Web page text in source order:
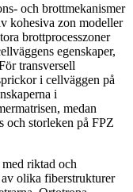
och brottmekanismer
kohesiva zon modeller
brottprocesszoner
egenskaper,
transversell
i cellväggen på
i
medan
och storleken på FPZ
riktad och
olika fiberstrukturer